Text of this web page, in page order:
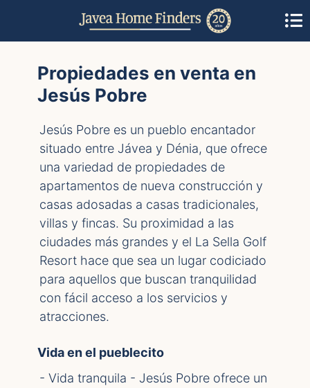
Propiedades en venta en
Jesús Pobre
Jesús Pobre es un pueblo encantador
situado entre Jávea y Dénia, que ofrece
una variedad de propiedades de
apartamentos de nueva construcción y
casas adosadas a casas tradicionales,
villas y fincas. Su proximidad a las
ciudades más grandes y el La Sella Golf
Resort hace que sea un lugar codiciado
para aquellos que buscan tranquilidad
con fácil acceso a los servicios y
atracciones.
Vida en el pueblecito
- Vida tranquila - Jesús Pobre ofrece un